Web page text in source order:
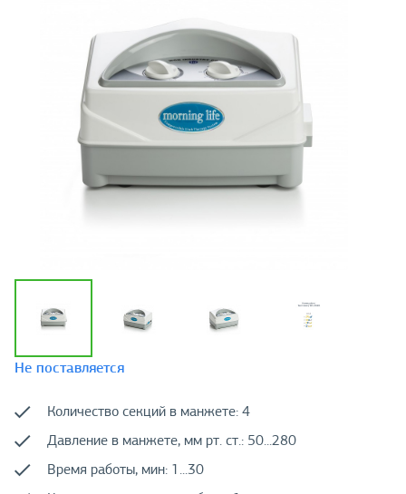
Не поставляется
Количество секций в манжете: 4
Давление в манжете, мм рт. ст.: 50...280
Время работы, мин: 1...30